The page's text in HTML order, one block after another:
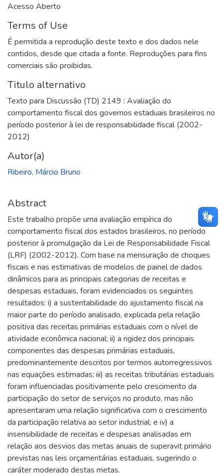
Acesso Aberto
Terms of Use
É permitida a reprodução deste texto e dos dados nele
contidos, desde que citada a fonte. Reproduções para fins
comerciais são proibidas.
Titulo alternativo
Texto para Discussão (TD) 2149 : Avaliação do
comportamento fiscal dos governos estaduais brasileiros no
período posterior à lei de responsabilidade fiscal (2002-
2012)
Autor(a)
Ribeiro, Márcio Bruno
Abstract
Este trabalho propõe uma avaliação empírica do
comportamento fiscal dos estados brasileiros, no período
posterior à promulgação da Lei de Responsabilidade Fiscal
(LRF) (2002-2012). Com base na mensuração de choques
fiscais e nas estimativas de modelos de painel de dados
dinâmicos para as principais categorias de receitas e
despesas estaduais, foram evidenciados os seguintes
resultados: i) a sustentabilidade do ajustamento fiscal na
maior parte do período analisado, explicada pela relação
positiva das receitas primárias estaduais com o nível de
atividade econômica nacional; ii) a rigidez dos principais
componentes das despesas primárias estaduais,
predominantemente descritos por termos autorregressivos
nas equações estimadas; iii) as receitas tributárias estaduais
foram influenciadas positivamente pelo crescimento da
participação do setor de serviços no produto, mas não
apresentaram uma relação significativa com o crescimento
da participação relativa ao setor industrial; e iv) a
insensibilidade de receitas e despesas analisadas em
relação aos desvios das metas anuais de superavit primário
previstas nas leis orçamentárias estaduais, sugerindo o
caráter moderado destas metas.